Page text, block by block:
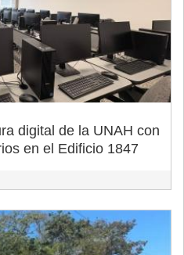
digital de la UNAH con
en el Edificio 1847